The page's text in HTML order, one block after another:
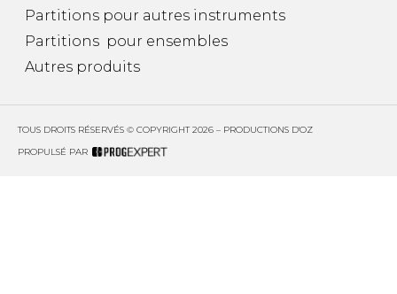
Partitions pour autres instruments
Partitions pour ensembles
Autres produits
TOUS DROITS RÉSERVÉS © COPYRIGHT 2026 – PRODUCTIONS D'OZ
PROPULSÉ PAR